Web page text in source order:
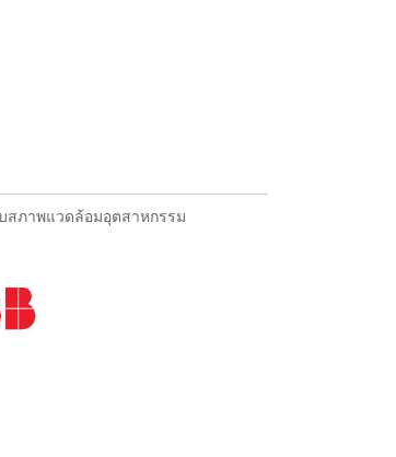
สภาพแวดล้อมอุตสาหกรรม